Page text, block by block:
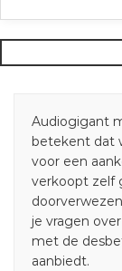
Audiogigant
betekent dat
voor een
verkoopt zelf
je vragen
met de
aanbiedt.